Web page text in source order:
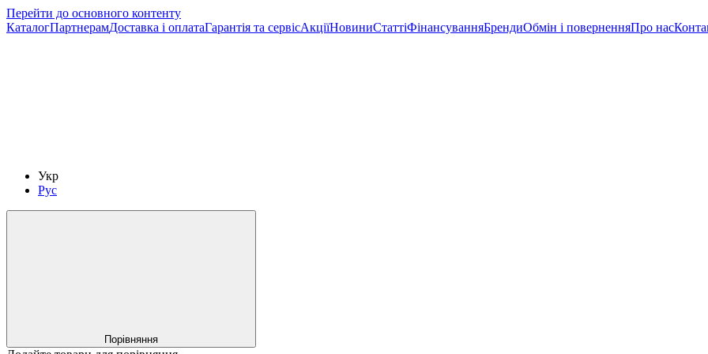
Перейти до основного контенту
КаталогПартнерамДоставка і оплатаГарантія та сервісАкціїНовиниСтаттіФінансуванняБрендиОбмін і поверненняПро нас
Укр
Рус
Порівняння